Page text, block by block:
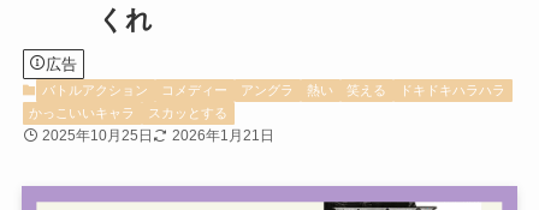
くれ
広告
バトルアクション コメディー アングラ 熱い 笑える
ドキドキハラハラ
かっこいいキャラ
スカッとする
2025年10月25日 2026年1月21日